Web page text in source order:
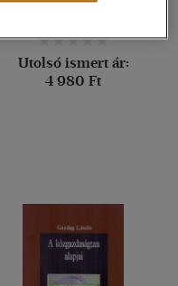
Utolsó ismert ár:
4 980 Ft